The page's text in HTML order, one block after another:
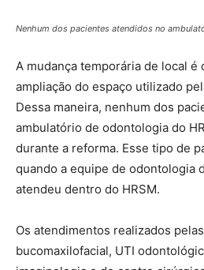
Nenhum dos pacientes atendidos no
A mudança temporária de local é
ampliação do espaço utilizado
Dessa maneira, nenhum dos
ambulatório de odontologia do
durante a reforma. Esse tipo de
quando a equipe de odontologia
atendeu dentro do HRSM.
Os atendimentos realizados
bucomaxilofacial, UTI